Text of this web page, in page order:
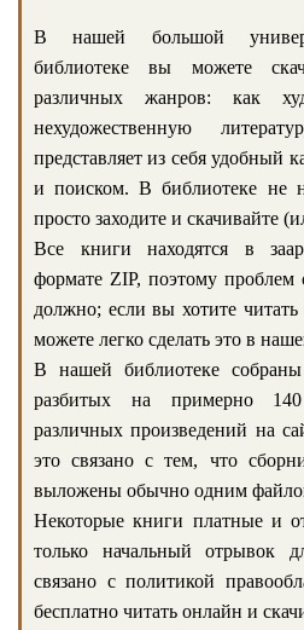
В нашей большой
библиотеке вы можете
различных жанров: как
нехудожественную
представляет из себя удобный
и поиском. В библиотеке не
просто заходите и скачивайте
Все книги находятся в
формате ZIP, поэтому проблем
должно; если вы хотите
можете легко сделать это в
В нашей библиотеке
разбитых на примерно
различных произведений на
это связано с тем, что
выложены обычно одним
Некоторые книги платные и
только начальный отрывок
связано с политикой
бесплатно читать онлайн и